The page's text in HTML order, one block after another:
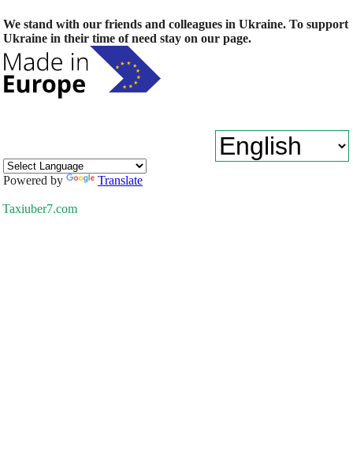
We stand with our friends and colleagues in Ukraine. To support
Ukraine in their time of need stay on our page.
Powered by Translate
Taxiuber7.com